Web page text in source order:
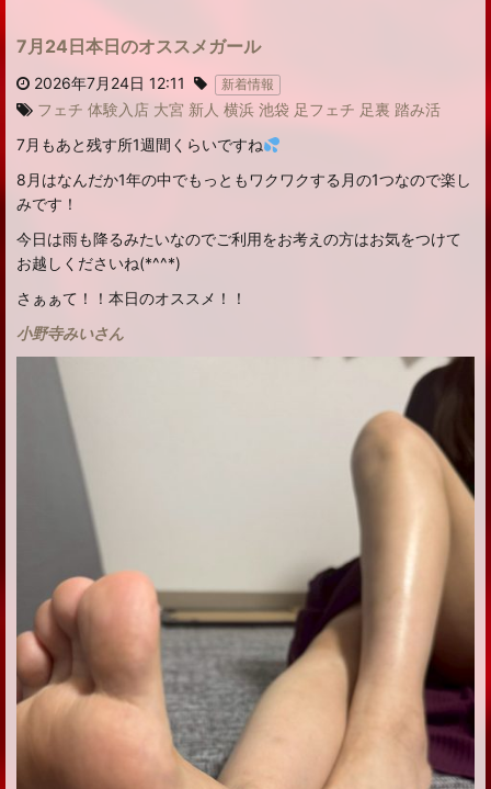
7月24日本日のオススメガール
2026年7月24日 12:11 新着情報
フェチ 体験入店 大宮 新人 横浜 池袋 足フェチ 足裏 踏み活
7月もあと残す所1週間くらいですね
8月はなんだか1年の中でもっともワクワクする月の1つなので楽し
みです！
今日は雨も降るみたいなのでご利用をお考えの方はお気をつけて
お越しくださいね(*^^*)
さぁぁて！！本日のオススメ！！
小野寺みいさん